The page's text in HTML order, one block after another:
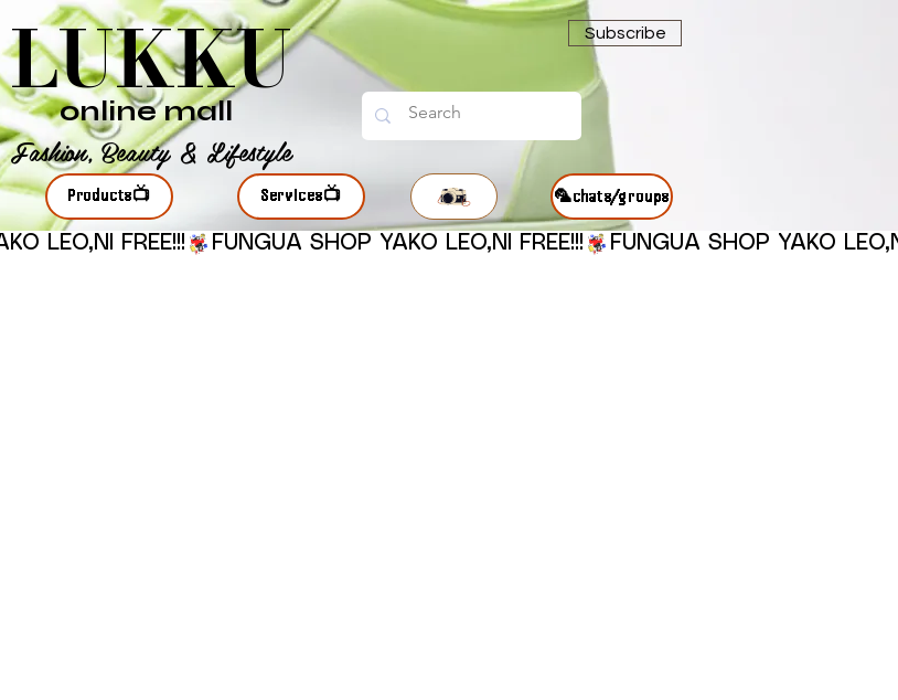
LUKKU Subscribe
Fashion, Beauty & Lifestyle
online mall
Products📺 Services📺 🦜chats/groups